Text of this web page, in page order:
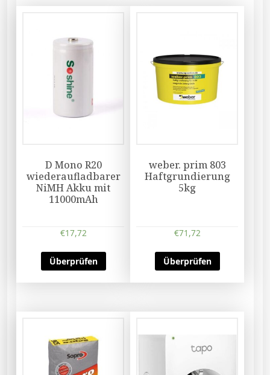
D Mono R20
wiederaufladbarer
NiMH Akku mit
11000mAh
€17,72
Überprüfen
weber. prim 803
Haftgrundierung
5kg
€71,72
Überprüfen